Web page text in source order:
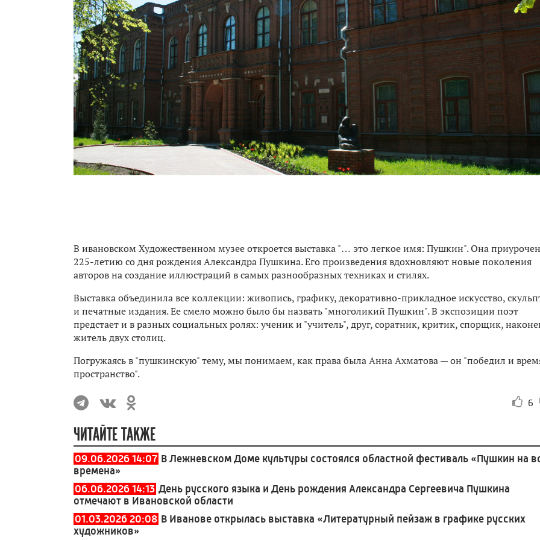
В ивановском Художественном музее откроется выставка "… это легкое имя: Пушкин". Она
225-летию со дня рождения Александра Пушкина. Его произведения вдохновляют новые поколения
авторов на создание иллюстраций в самых разнообразных техниках и стилях.
Выставка объединила все коллекции: живопись, графику, декоративно-прикладное искусство,
и печатные издания. Ее смело можно было бы назвать "многоликий Пушкин". В экспозиции поэт
предстает и в разных социальных ролях: ученик и "учитель", друг, соратник, критик, спорщик,
житель двух столиц.
Погружаясь в "пушкинскую" тему, мы понимаем, как права была Анна Ахматова — он "победил и
пространство".
6
ЧИТАЙТЕ ТАКЖЕ
09.06.2026 14:07 В Лежневском Доме культуры состоялся областной фестиваль «Пушкин на
времена»
06.06.2026 14:13 День русского языка и День рождения Александра Сергеевича Пушкина
отмечают в Ивановской области
01.03.2026 20:08 В Иванове открылась выставка «Литературный пейзаж в графике русских
художников»